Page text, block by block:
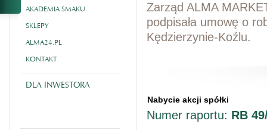
AKADEMIA SMAKU
SKLEPY
ALMA24.PL
KONTAKT
DLA INWESTORA
Zarząd ALMA
podpisała umowę o
Kędzierzynie-Koźlu.
Nabycie akcji spółki
Numer raportu: RB